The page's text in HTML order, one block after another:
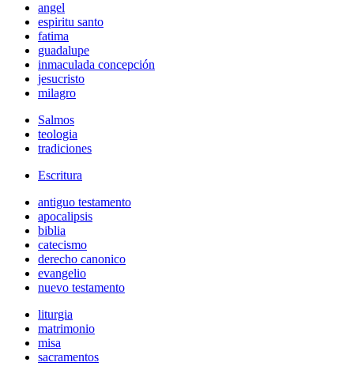
angel
espiritu santo
fatima
guadalupe
inmaculada concepción
jesucristo
milagro
Salmos
teologia
tradiciones
Escritura
antiguo testamento
apocalipsis
biblia
catecismo
derecho canonico
evangelio
nuevo testamento
liturgia
matrimonio
misa
sacramentos